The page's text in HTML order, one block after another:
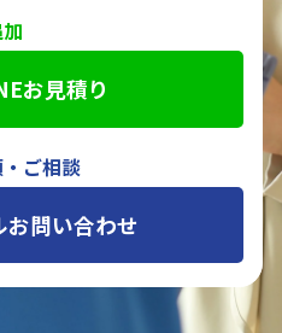
お見積り
ご相談
お問い合わせ